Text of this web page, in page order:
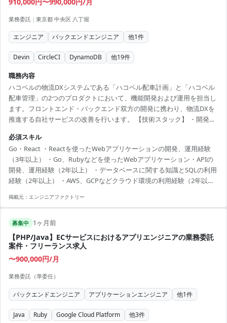
業務委託 | 東京都 中央区 八丁堀
エンジニア バックエンドエンジニア 他1件
Devin CircleCI DynamoDB 他19件
職務内容
ハコベルの物流DXシステムである「ハコベル配車計画」と「ハコベル
配車管理」の2つのプロダクトにおいて、機能開発および運用を担当し
ます。フロントエンド・バックエンド双方の開発に携わり、物流DXを
推進する自社サービスの改善を行います。 【技術スタック】 ・開発言
on Rails ・API：GraphQL、Protocol Buffers、Swagger ・インフラ：
AWS（ECS、EC2、RDS/Aurora、DynamoDB、S3、SQS、Lambda）
・コンテナ：Docker ・データベース：Aurora、DynamoDB ・...
必須スキル
Go・React ・Reactを使ったWebアプリケーションの開発、運用経験
（3年以上） ・Go、Rubyなどを使ったWebアプリケーション・APIの
開発、運用経験（2年以上） ・データベースに関する知識とSQLの利用
経験（2年以上） ・AWS、GCPなどクラウド環境の利用経験（2年以
上） ・週1日以上、八丁堀オフィスへの出社が可能な方
掲載元： エンジニアファクトリー
募集中 1ヶ月前
【PHP/Java】ECサービスにおけるアプリエンジニアの業務委託
案件・フリーランス求人
〜900,000円/月
業務委託（準委任）
バックエンドエンジニア アプリケーションエンジニア 他1件
Java Ruby Google Cloud Platform 他3件